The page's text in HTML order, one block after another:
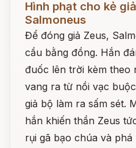
Hình phạt cho kẻ
Salmoneus
Để đóng giả Zeus,
cầu bằng đồng. Hắn
đuốc lên trời kèm theo
vang ra từ nồi vạc
giả bộ làm ra sấm sét.
hắn khiến thần Zeus
rụi gã bạo chúa và